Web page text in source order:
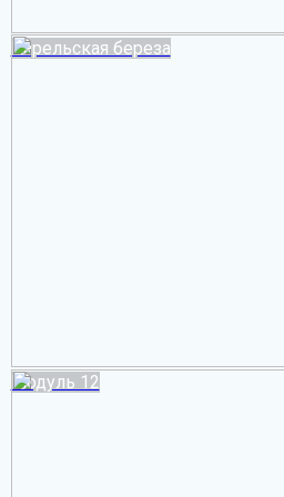
Карельская береза
Модуль 12